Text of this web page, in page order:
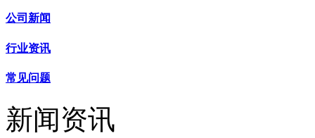
公司新闻
行业资讯
常见问题
新闻资讯